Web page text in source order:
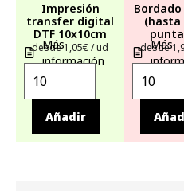
Impresión
transfer digital
DTF 10x10cm
desde 1,05€ / ud
Más
información
Añadir
Bordado
(hasta
desde
Más